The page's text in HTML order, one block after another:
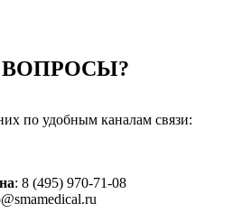
ВОПРОСЫ?
по удобным каналам связи:
: 8 (495) 970-71-08